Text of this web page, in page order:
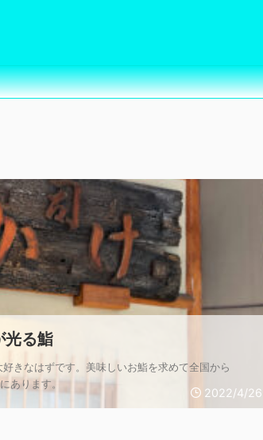
2022/4/26
る鮨
きなはずです。美味しいお鮨を求めて全国から
あります。